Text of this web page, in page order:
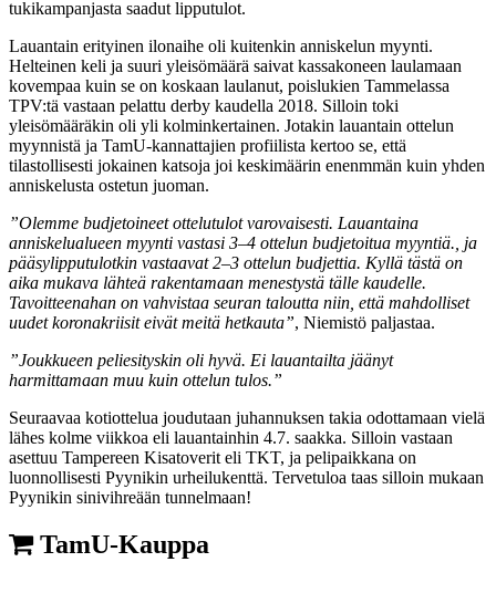
tukikampanjasta saadut lipputulot.
Lauantain erityinen ilonaihe oli kuitenkin anniskelun myynti.
Helteinen keli ja suuri yleisömäärä saivat kassakoneen laulamaan
kovempaa kuin se on koskaan laulanut, poislukien Tammelassa
TPV:tä vastaan pelattu derby kaudella 2018. Silloin toki
yleisömääräkin oli yli kolminkertainen. Jotakin lauantain ottelun
myynnistä ja TamU-kannattajien profiilista kertoo se, että
tilastollisesti jokainen katsoja joi keskimäärin enenmmän kuin yhden
anniskelusta ostetun juoman.
”Olemme budjetoineet ottelutulot varovaisesti. Lauantaina
anniskelualueen myynti vastasi 3–4 ottelun budjetoitua myyntiä., ja
pääsylipputulotkin vastaavat 2–3 ottelun budjettia. Kyllä tästä on
aika mukava lähteä rakentamaan menestystä tälle kaudelle.
Tavoitteenahan on vahvistaa seuran taloutta niin, että mahdolliset
uudet koronakriisit eivät meitä hetkauta”, Niemistö paljastaa.
”Joukkueen peliesityskin oli hyvä. Ei lauantailta jäänyt
harmittamaan muu kuin ottelun tulos.”
Seuraavaa kotiottelua joudutaan juhannuksen takia odottamaan vielä
lähes kolme viikkoa eli lauantainhin 4.7. saakka. Silloin vastaan
asettuu Tampereen Kisatoverit eli TKT, ja pelipaikkana on
luonnollisesti Pyynikin urheilukenttä. Tervetuloa taas silloin mukaan
Pyynikin sinivihreään tunnelmaan!
TamU-Kauppa